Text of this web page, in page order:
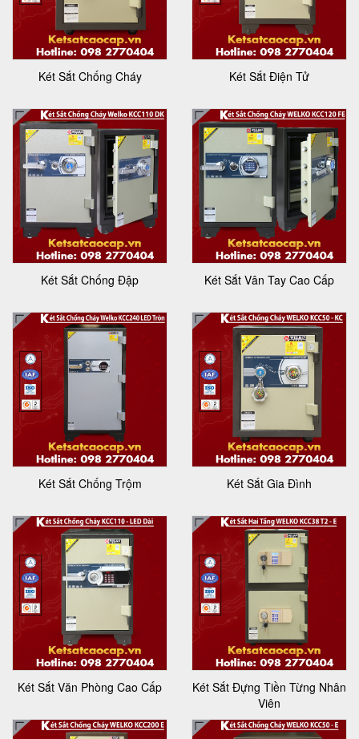
Két Sắt Chống Cháy Két Sắt Điện Tử
Két Sắt Chống Đập Két Sắt Vân Tay Cao Cấp
Két Sắt Chống Trộm Két Sắt Gia Đình
Két Sắt Văn Phòng Cao Cấp
Két Sắt Đựng Tiền Từng Nhân
Viên